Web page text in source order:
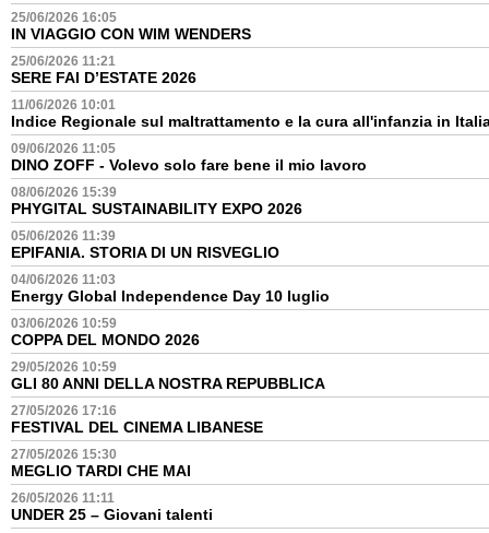
25/06/2026 16:05
IN VIAGGIO CON WIM WENDERS
25/06/2026 11:21
SERE FAI D’ESTATE 2026
11/06/2026 10:01
Indice Regionale sul maltrattamento e la cura all'infanzia in
09/06/2026 11:05
DINO ZOFF - Volevo solo fare bene il mio lavoro
08/06/2026 15:39
PHYGITAL SUSTAINABILITY EXPO 2026
05/06/2026 11:39
EPIFANIA. STORIA DI UN RISVEGLIO
04/06/2026 11:03
Energy Global Independence Day 10 luglio
03/06/2026 10:59
COPPA DEL MONDO 2026
29/05/2026 10:59
GLI 80 ANNI DELLA NOSTRA REPUBBLICA
27/05/2026 17:16
FESTIVAL DEL CINEMA LIBANESE
27/05/2026 15:30
MEGLIO TARDI CHE MAI
26/05/2026 11:11
UNDER 25 – Giovani talenti